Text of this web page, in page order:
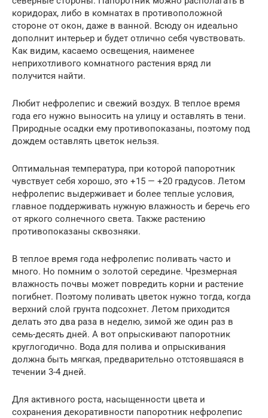
коридорах, либо в комнатах в противоположной
стороне от окон, даже в ванной. Всюду он идеально
дополнит интерьер и будет отлично себя чувствовать.
Как видим, касаемо освещения, наименее
неприхотливого комнатного растения вряд ли
получится найти.
Любит нефролепис и свежий воздух. В теплое время
года его нужно выносить на улицу и оставлять в тени.
Природные осадки ему противопоказаны, поэтому под
дождем оставлять цветок нельзя.
Оптимальная температура, при которой папоротник
чувствует себя хорошо, это +15 — +20 градусов. Летом
нефролепис выдерживает и более теплые условия,
главное поддерживать нужную влажность и беречь его
от яркого солнечного света. Также растению
противопоказаны сквозняки.
В теплое время года нефролепис поливать часто и
много. Но помним о золотой середине. Чрезмерная
влажность почвы может повредить корни и растение
погибнет. Поэтому поливать цветок нужно тогда, когда
верхний слой грунта подсохнет. Летом приходится
делать это два раза в неделю, зимой же один раз в
семь-десять дней. А вот опрыскивают папоротник
круглогодично. Вода для полива и опрыскивания
должна быть мягкая, предварительно отстоявшаяся в
течении 3-4 дней.
Для активного роста, насыщенности цвета и
сохранения декоративности папоротник нефролепис